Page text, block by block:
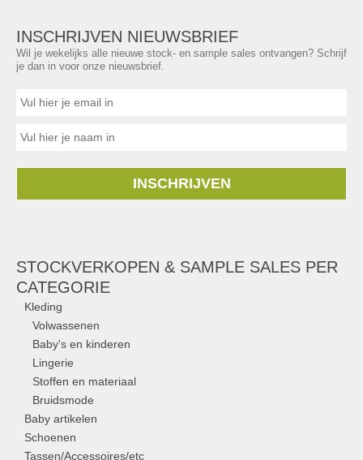
INSCHRIJVEN NIEUWSBRIEF
Wil je wekelijks alle nieuwe stock- en sample sales ontvangen? Schrijf
je dan in voor onze nieuwsbrief.
INSCHRIJVEN
STOCKVERKOPEN & SAMPLE SALES PER
CATEGORIE
Kleding
Volwassenen
Baby's en kinderen
Lingerie
Stoffen en materiaal
Bruidsmode
Baby artikelen
Schoenen
Tassen/Accessoires/etc